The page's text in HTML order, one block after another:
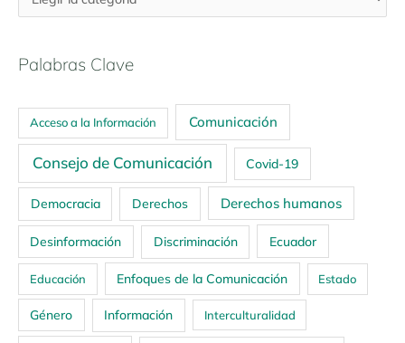
Palabras Clave
Acceso a la Información Comunicación
Consejo de Comunicación Covid-19
Democracia Derechos Derechos humanos
Desinformación Discriminación Ecuador
Educación Enfoques de la Comunicación Estado
Género Información Interculturalidad